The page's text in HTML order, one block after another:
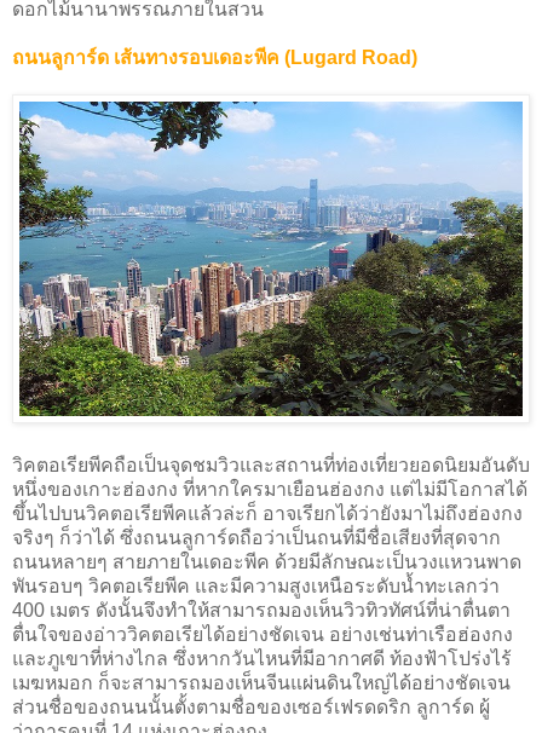
ดอกไม้นานาพรรณภายในสวน
ถนนลูการ์ด เส้นทางรอบเดอะพีค (Lugard Road)
วิคตอเรียพีคถือเป็นจุดชมวิวและสถานที่ท่องเที่ยวยอดนิยมอันดับ
หนึ่งของเกาะฮ่องกง ที่หากใครมาเยือนฮ่องกง แต่ไม่มีโอกาสได้
ขึ้นไปบนวิคตอเรียพีคแล้วล่ะก็ อาจเรียกได้ว่ายังมาไม่ถึงฮ่องกง
จริงๆ ก็ว่าได้ ซึ่งถนนลูการ์ดถือว่าเป็นถนที่มีชื่อเสียงที่สุดจาก
ถนนหลายๆ สายภายในเดอะพีค ด้วยมีลักษณะเป็นวงแหวนพาด
พันรอบๆ วิคตอเรียพีค และมีความสูงเหนือระดับน้ำทะเลกว่า
400 เมตร ดังนั้นจึงทำให้สามารถมองเห็นวิวทิวทัศน์ที่น่าตื่นตา
ตื่นใจของอ่าววิคตอเรียได้อย่างชัดเจน อย่างเช่นท่าเรือฮ่องกง
และภูเขาที่ห่างไกล ซึ่งหากวันไหนที่มีอากาศดี ท้องฟ้าโปร่งไร้
เมฆหมอก ก็จะสามารถมองเห็นจีนแผ่นดินใหญ่ได้อย่างชัดเจน
ส่วนชื่อของถนนนั้นตั้งตามชื่อของเซอร์เฟรดดริก ลูการ์ด ผู้